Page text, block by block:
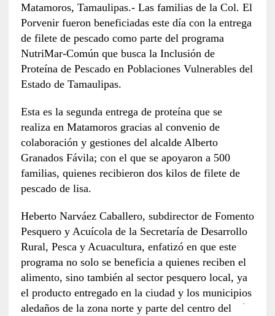
Matamoros, Tamaulipas.- Las familias de la Col. El
Porvenir fueron beneficiadas este día con la entrega
de filete de pescado como parte del programa
NutriMar-Común que busca la Inclusión de
Proteína de Pescado en Poblaciones Vulnerables del
Estado de Tamaulipas.
Esta es la segunda entrega de proteína que se
realiza en Matamoros gracias al convenio de
colaboración y gestiones del alcalde Alberto
Granados Fávila; con el que se apoyaron a 500
familias, quienes recibieron dos kilos de filete de
pescado de lisa.
Heberto Narváez Caballero, subdirector de Fomento
Pesquero y Acuícola de la Secretaría de Desarrollo
Rural, Pesca y Acuacultura, enfatizó en que este
programa no solo se beneficia a quienes reciben el
alimento, sino también al sector pesquero local, ya
el producto entregado en la ciudad y los municipios
aledaños de la zona norte y parte del centro del